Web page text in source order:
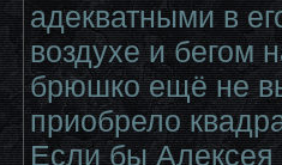
адекватными в
воздухе и бегом
брюшко ещё не
приобрело
Если бы Алексея